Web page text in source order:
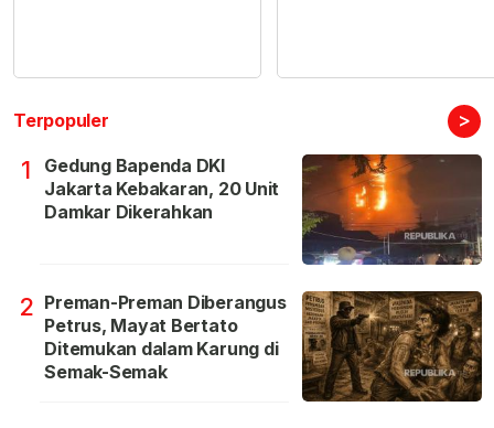
Terpopuler >
1
Gedung Bapenda DKI
Jakarta Kebakaran, 20 Unit
Damkar Dikerahkan
2 Preman-Preman Diberangus
Petrus, Mayat Bertato
Ditemukan dalam Karung di
Semak-Semak